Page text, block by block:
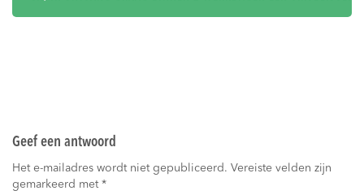
Geef een antwoord
Het e-mailadres wordt niet gepubliceerd. Vereiste velden zijn
gemarkeerd met *